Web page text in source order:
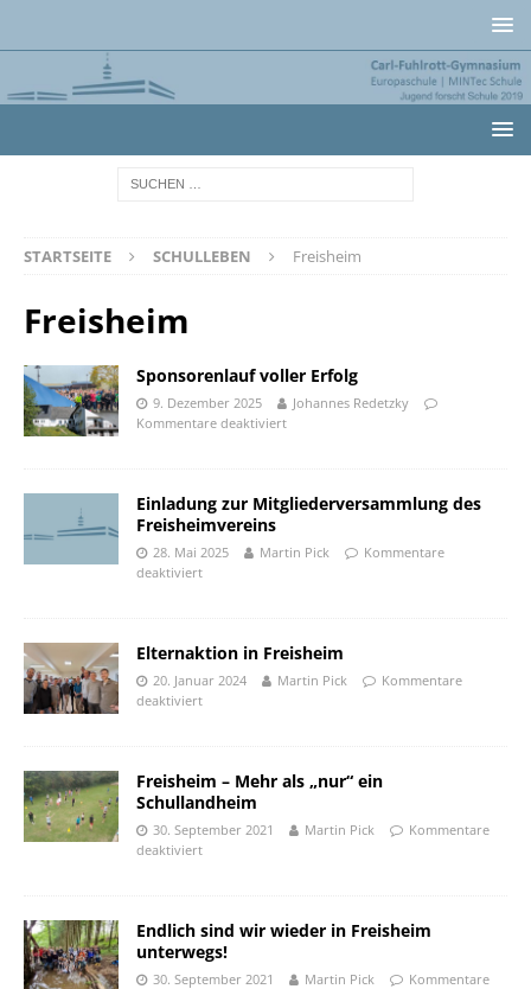
STARTSEITE SCHULLEBEN Freisheim
Freisheim
Sponsorenlauf voller Erfolg
9. Dezember 2025
Johannes Redetzky
Kommentare deaktiviert
Einladung zur Mitgliederversammlung des
Freisheimvereins
28. Mai 2025 Martin Pick
Kommentare
deaktiviert
Elternaktion in Freisheim
20. Januar 2024 Martin Pick
Kommentare
deaktiviert
Freisheim – Mehr als „nur“ ein
Schullandheim
30. September 2021 Martin Pick
Kommentare
deaktiviert
Endlich sind wir wieder in Freisheim
unterwegs!
30. September 2021 Martin Pick
Kommentare